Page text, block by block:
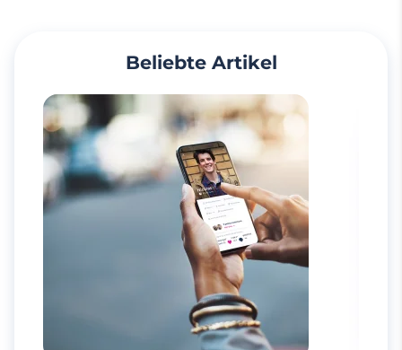
Beliebte Artikel